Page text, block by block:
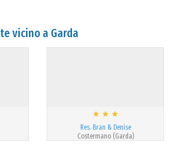
vicino a Garda
Res. Bran & Denise
Costermano (Garda)